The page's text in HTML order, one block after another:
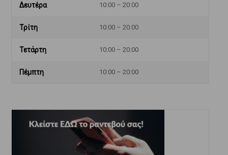
Δευτέρα 10:00 – 20:00
Τρίτη 10:00 – 20:00
Τετάρτη 10:00 – 20:00
Πέμπτη 10:00 – 20:00